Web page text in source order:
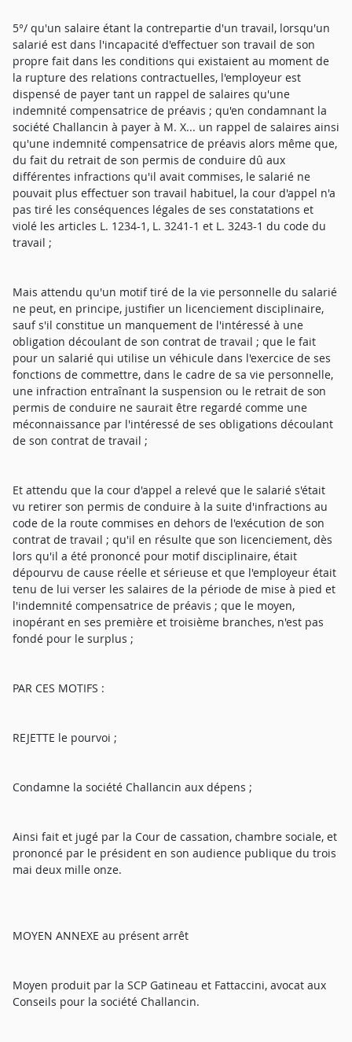
5°/ qu'un salaire étant la contrepartie d'un travail, lorsqu'un
salarié est dans l'incapacité d'effectuer son travail de son
propre fait dans les conditions qui existaient au moment de
la rupture des relations contractuelles, l'employeur est
dispensé de payer tant un rappel de salaires qu'une
indemnité compensatrice de préavis ; qu'en condamnant la
société Challancin à payer à M. X... un rappel de salaires ainsi
qu'une indemnité compensatrice de préavis alors même que,
du fait du retrait de son permis de conduire dû aux
différentes infractions qu'il avait commises, le salarié ne
pouvait plus effectuer son travail habituel, la cour d'appel n'a
pas tiré les conséquences légales de ses constatations et
violé les articles L. 1234-1, L. 3241-1 et L. 3243-1 du code du
travail ;
Mais attendu qu'un motif tiré de la vie personnelle du salarié
ne peut, en principe, justifier un licenciement disciplinaire,
sauf s'il constitue un manquement de l'intéressé à une
obligation découlant de son contrat de travail ; que le fait
pour un salarié qui utilise un véhicule dans l'exercice de ses
fonctions de commettre, dans le cadre de sa vie personnelle,
une infraction entraînant la suspension ou le retrait de son
permis de conduire ne saurait être regardé comme une
méconnaissance par l'intéressé de ses obligations découlant
de son contrat de travail ;
Et attendu que la cour d'appel a relevé que le salarié s'était
vu retirer son permis de conduire à la suite d'infractions au
code de la route commises en dehors de l'exécution de son
contrat de travail ; qu'il en résulte que son licenciement, dès
lors qu'il a été prononcé pour motif disciplinaire, était
dépourvu de cause réelle et sérieuse et que l'employeur était
tenu de lui verser les salaires de la période de mise à pied et
l'indemnité compensatrice de préavis ; que le moyen,
inopérant en ses première et troisième branches, n'est pas
fondé pour le surplus ;
PAR CES MOTIFS :
REJETTE le pourvoi ;
Condamne la société Challancin aux dépens ;
Ainsi fait et jugé par la Cour de cassation, chambre sociale, et
prononcé par le président en son audience publique du trois
mai deux mille onze.
MOYEN ANNEXE au présent arrêt
Moyen produit par la SCP Gatineau et Fattaccini, avocat aux
Conseils pour la société Challancin.